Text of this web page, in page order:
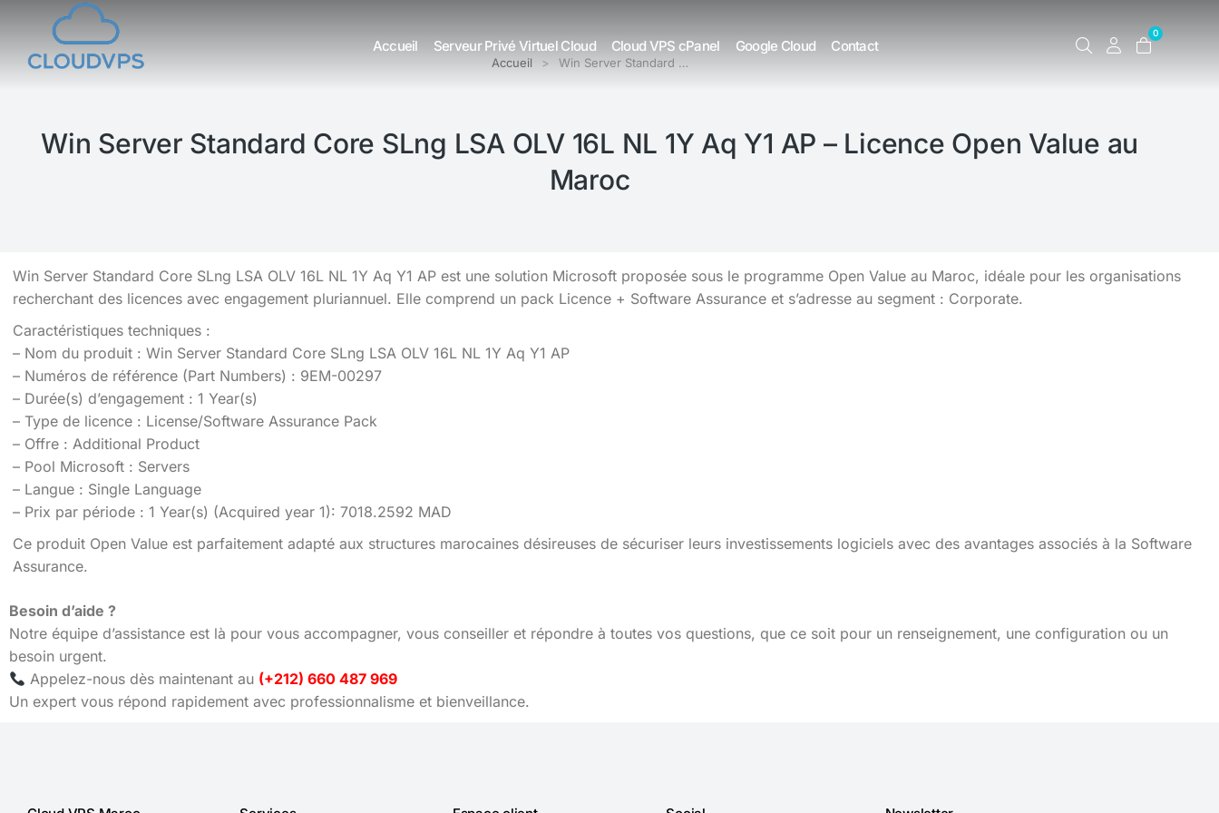
Accueil Serveur Privé Virtuel Cloud Cloud VPS cPanel Google Cloud Contact
0
Vous êtes ici : Accueil Win Server Standard …
Win Server Standard Core SLng LSA OLV 16L NL 1Y Aq Y1 AP – Licence Open Value au
Maroc
Win Server Standard Core SLng LSA OLV 16L NL 1Y Aq Y1 AP est une solution Microsoft proposée sous le programme Open Value au Maroc, idéale pour les organisations
recherchant des licences avec engagement pluriannuel. Elle comprend un pack Licence + Software Assurance et s’adresse au segment : Corporate.
Caractéristiques techniques :
– Nom du produit : Win Server Standard Core SLng LSA OLV 16L NL 1Y Aq Y1 AP
– Numéros de référence (Part Numbers) : 9EM-00297
– Durée(s) d’engagement : 1 Year(s)
– Type de licence : License/Software Assurance Pack
– Offre : Additional Product
– Pool Microsoft : Servers
– Langue : Single Language
– Prix par période : 1 Year(s) (Acquired year 1): 7018.2592 MAD
Ce produit Open Value est parfaitement adapté aux structures marocaines désireuses de sécuriser leurs investissements logiciels avec des avantages associés à la Software
Assurance.
Besoin d’aide ?
Notre équipe d’assistance est là pour vous accompagner, vous conseiller et répondre à toutes vos questions, que ce soit pour un renseignement, une configuration ou un
besoin urgent.
Appelez-nous dès maintenant au (+212) 660 487 969
Un expert vous répond rapidement avec professionnalisme et bienveillance.